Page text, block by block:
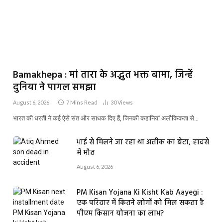
Bamakhepa : मां तारा के अद्भुत भक्त बामा, जिन्हें
दुनिया ने पागल समझा
August 6, 2026 7 Mins Read 30Views
भारत की धरती ने कई ऐसे संत और साधक दिए हैं, जिनकी कहानियां अलौकिकता से…
भाई से मिलने जा रहा था अतीक का बेटा, हादसे
में मौत
August 6, 2026
PM Kisan Yojana Ki Kisht Kab Aayegi :
एक परिवार में कितने लोगों को मिल सकता है
पीएम किसान योजना का लाभ?